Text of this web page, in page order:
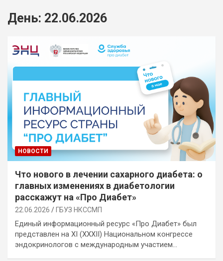
День: 22.06.2026
НОВОСТИ
Что нового в лечении сахарного диабета: о
главных изменениях в диабетологии
расскажут на «Про Диабет»
22.06.2026 ГБУЗ НКССМП
Единый информационный ресурс «Про Диабет» был
представлен на XI (XXXII) Национальном конгрессе
эндокринологов с международным участием…